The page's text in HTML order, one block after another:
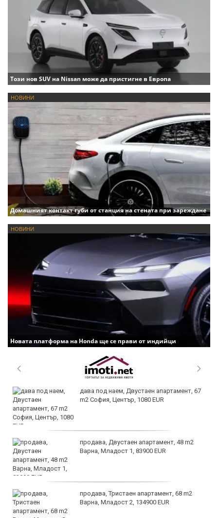
Този нов SUV на Nissan може да пристигне в Европа
НОВИНИ
Домашният контакт губи от станция на стената при зареждане
НОВИНИ
Новата платформа на Honda ще се прави от индийци
дава под наем, Двустаен апартамент, 67
m2 София, Център, 1080 EUR
продава, Двустаен апартамент, 48 m2
Варна, Младост 1, 83900 EUR
продава, Тристаен апартамент, 68 m2
Варна, Младост 2, 134900 EUR